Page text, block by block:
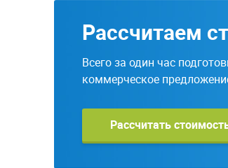
Рассчитаем
Всего за один час
коммерческое
Рассчитать